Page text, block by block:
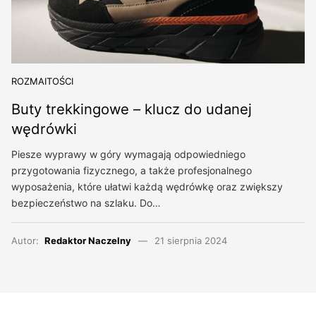
ROZMAITOŚCI
Buty trekkingowe – klucz do udanej
wędrówki
Piesze wyprawy w góry wymagają odpowiedniego
przygotowania fizycznego, a także profesjonalnego
wyposażenia, które ułatwi każdą wędrówkę oraz zwiększy
bezpieczeństwo na szlaku. Do…
Autor: Redaktor Naczelny 21 sierpnia 2024